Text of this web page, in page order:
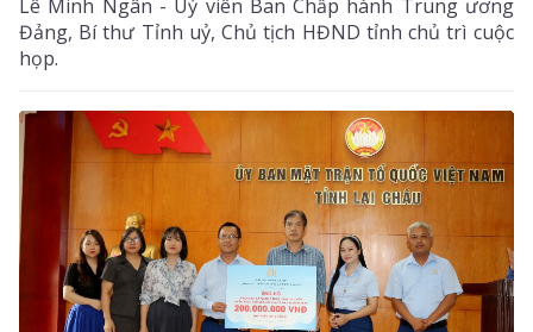
Lê Minh Ngân - Uỷ viên Ban Chấp hành Trung ương
Đảng, Bí thư Tỉnh uỷ, Chủ tịch HĐND tỉnh chủ trì cuộc
họp.